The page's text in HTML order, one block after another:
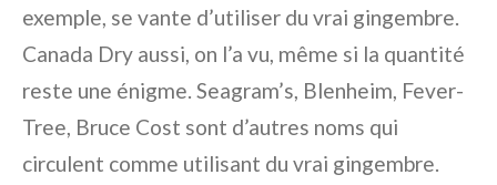
exemple, se vante d’utiliser du vrai gingembre.
Canada Dry aussi, on l’a vu, même si la quantité
reste une énigme. Seagram’s, Blenheim, Fever-
Tree, Bruce Cost sont d’autres noms qui
circulent comme utilisant du vrai gingembre.